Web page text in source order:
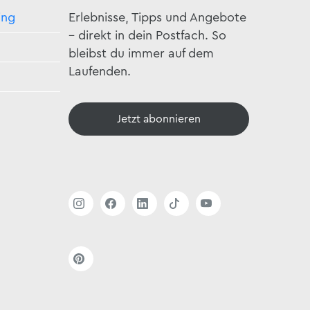
Erlebnisse, Tipps und Angebote
– direkt in dein Postfach. So
bleibst du immer auf dem
Laufenden.
Jetzt abonnieren